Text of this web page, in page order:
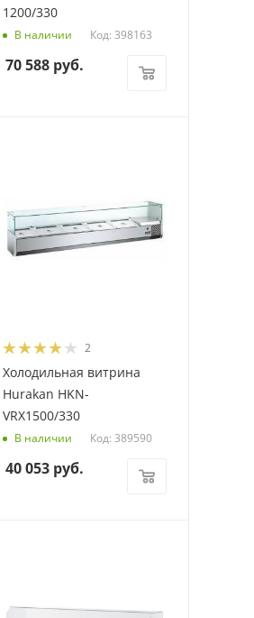
1200/330
В наличии Код: 398163
70 588 руб.
2
Холодильная витрина
Hurakan HKN-
VRX1500/330
В наличии Код: 389590
40 053 руб.